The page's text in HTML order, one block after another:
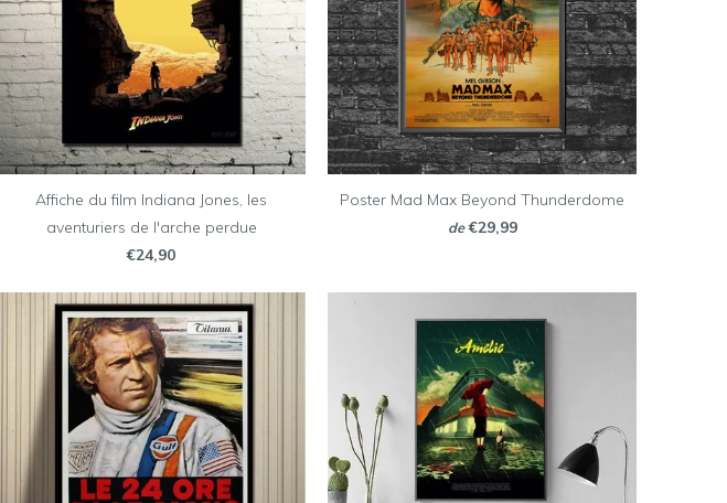
Affiche du film Indiana Jones, les
aventuriers de l'arche perdue
€24,90
Poster Mad Max Beyond Thunderdome
de €29,99